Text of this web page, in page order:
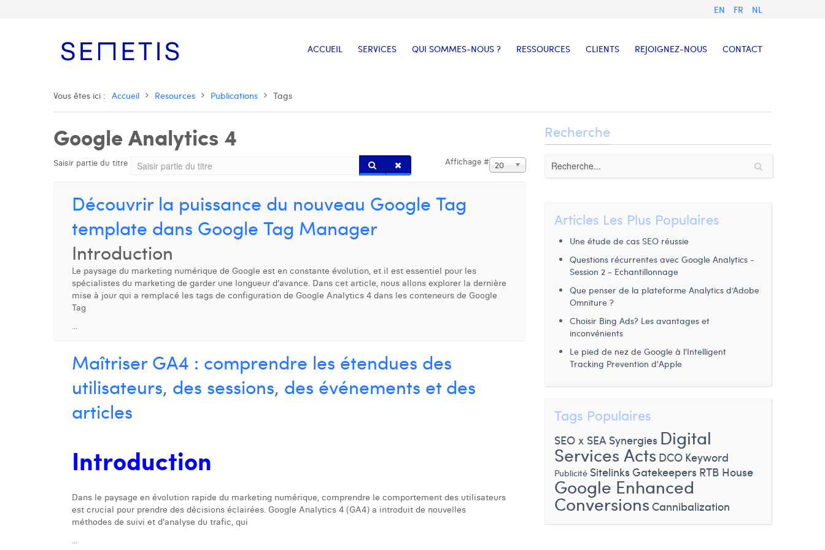
EN FR NL
ACCUEIL SERVICES QUI SOMMES-NOUS ? RESSOURCES CLIENTS REJOIGNEZ-NOUS CONTACT
Vous êtes ici : Accueil Resources Publications Tags
Google Analytics 4
Saisir partie du titre Affichage # 20
Découvrir la puissance du nouveau Google Tag
template dans Google Tag Manager
Introduction
Le paysage du marketing numérique de Google est en constante évolution, et il est essentiel pour les
spécialistes du marketing de garder une longueur d'avance. Dans cet article, nous allons explorer la dernière
mise à jour qui a remplacé les tags de configuration de Google Analytics 4 dans les conteneurs de Google
Tag
...
Maîtriser GA4 : comprendre les étendues des
utilisateurs, des sessions, des événements et des
articles
Introduction
Dans le paysage en évolution rapide du marketing numérique, comprendre le comportement des utilisateurs
est crucial pour prendre des décisions éclairées. Google Analytics 4 (GA4) a introduit de nouvelles
méthodes de suivi et d'analyse du trafic, qui
...
Recherche
Articles Les Plus Populaires
Une étude de cas SEO réussie
Questions récurrentes avec Google Analytics -
Session 2 - Echantillonnage
Que penser de la plateforme Analytics d’Adobe
Omniture ?
Choisir Bing Ads? Les avantages et
inconvénients
Le pied de nez de Google à l'Intelligent
Tracking Prevention d'Apple
Tags Populaires
SEO x SEA Synergies Digital
Services Acts DCO Keyword
Publicité Sitelinks Gatekeepers RTB House
Google Enhanced
Conversions Cannibalization